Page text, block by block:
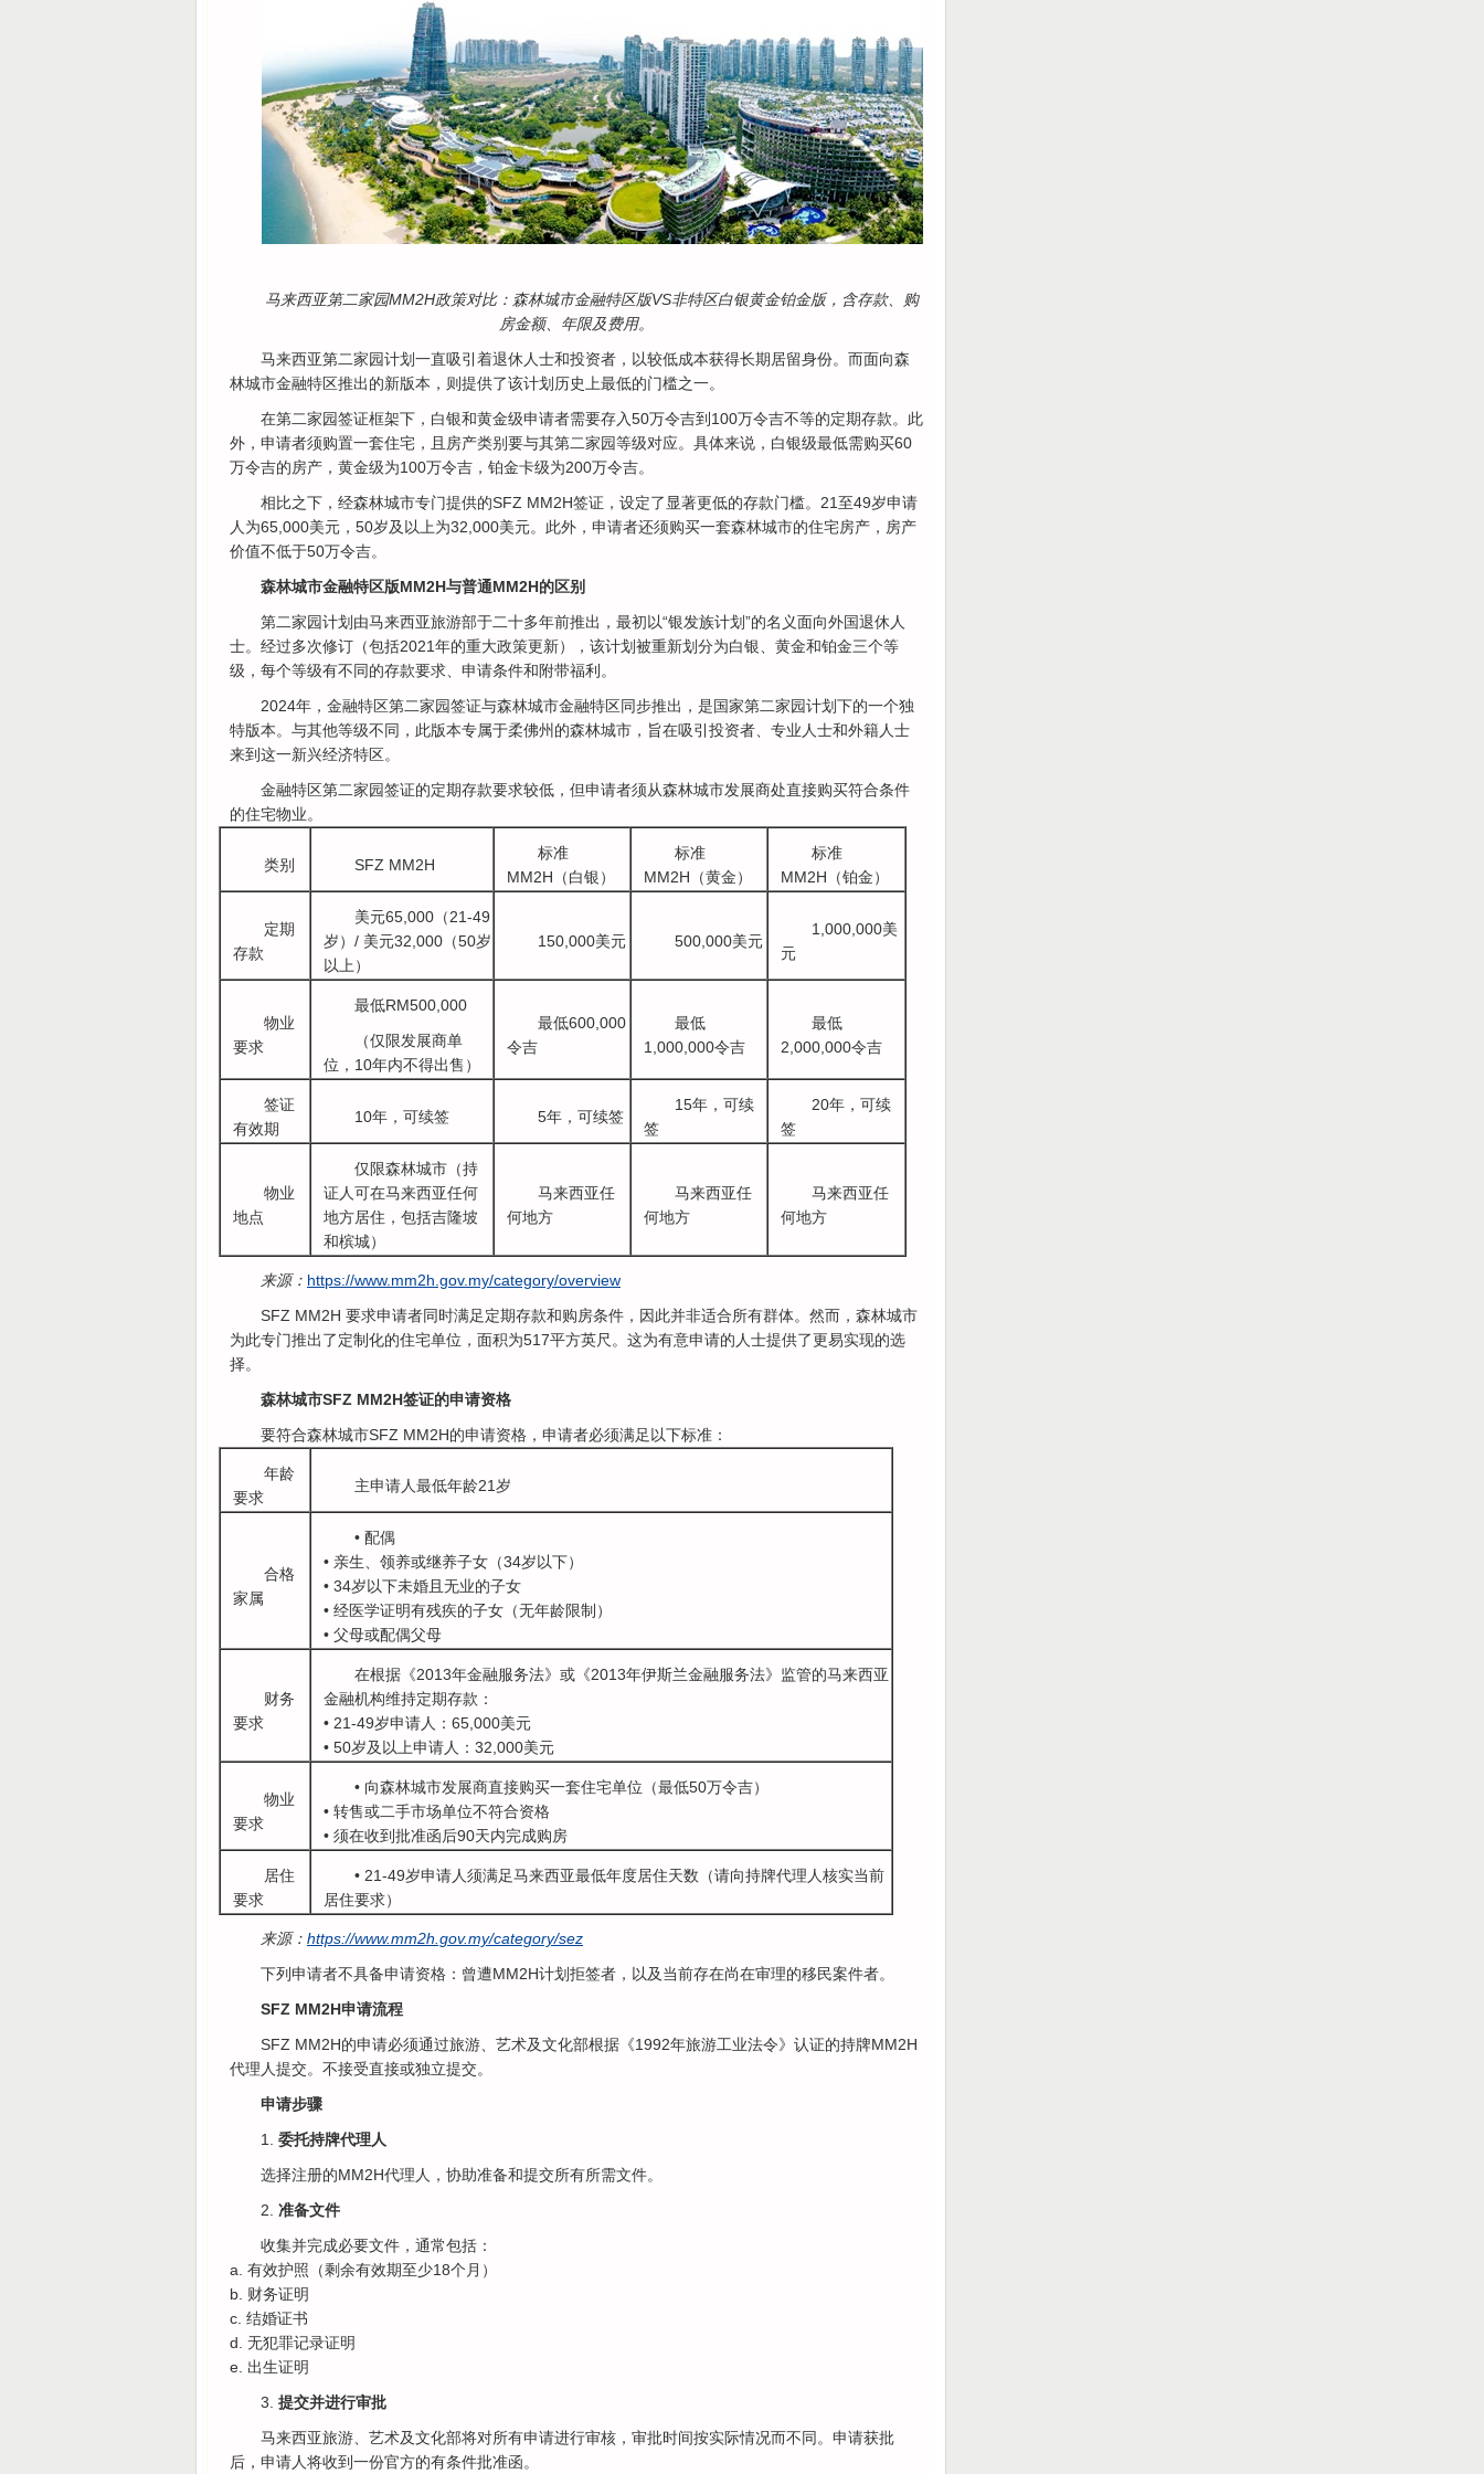
马来西亚第二家园MM2H政策对比：森林城市金融特区版VS非特区白银黄金铂金版，含存款、购
房金额、年限及费用。
马来西亚第二家园计划一直吸引着退休人士和投资者，以较低成本获得长期居留身份。而面向森
林城市金融特区推出的新版本，则提供了该计划历史上最低的门槛之一。
在第二家园签证框架下，白银和黄金级申请者需要存入50万令吉到100万令吉不等的定期存款。此
外，申请者须购置一套住宅，且房产类别要与其第二家园等级对应。具体来说，白银级最低需购买60
万令吉的房产，黄金级为100万令吉，铂金卡级为200万令吉。
相比之下，经森林城市专门提供的SFZ MM2H签证，设定了显著更低的存款门槛。21至49岁申请
人为65,000美元，50岁及以上为32,000美元。此外，申请者还须购买一套森林城市的住宅房产，房产
价值不低于50万令吉。
森林城市金融特区版MM2H与普通MM2H的区别
第二家园计划由马来西亚旅游部于二十多年前推出，最初以“银发族计划”的名义面向外国退休人
士。经过多次修订（包括2021年的重大政策更新），该计划被重新划分为白银、黄金和铂金三个等
级，每个等级有不同的存款要求、申请条件和附带福利。
2024年，金融特区第二家园签证与森林城市金融特区同步推出，是国家第二家园计划下的一个独
特版本。与其他等级不同，此版本专属于柔佛州的森林城市，旨在吸引投资者、专业人士和外籍人士
来到这一新兴经济特区。
金融特区第二家园签证的定期存款要求较低，但申请者须从森林城市发展商处直接购买符合条件
的住宅物业。
类别 SFZ MM2H
标准
MM2H（白银）
标准
MM2H（黄金）
标准
MM2H（铂金）
定期
存款
美元65,000（21-49
岁）/ 美元32,000（50岁
以上）
150,000美元 500,000美元
1,000,000美
元
物业
要求
最低RM500,000
（仅限发展商单
位，10年内不得出售）
最低600,000
令吉
最低
1,000,000令吉
最低
2,000,000令吉
签证
有效期
10年，可续签 5年，可续签
15年，可续
签
20年，可续
签
物业
地点
仅限森林城市（持
证人可在马来西亚任何
地方居住，包括吉隆坡
和槟城）
马来西亚任
何地方
马来西亚任
何地方
马来西亚任
何地方
来源： https://www.mm2h.gov.my/category/overview
SFZ MM2H 要求申请者同时满足定期存款和购房条件，因此并非适合所有群体。然而，森林城市
为此专门推出了定制化的住宅单位，面积为517平方英尺。这为有意申请的人士提供了更易实现的选
择。
森林城市SFZ MM2H签证的申请资格
要符合森林城市SFZ MM2H的申请资格，申请者必须满足以下标准：
年龄
要求
主申请人最低年龄21岁
合格
家属
• 配偶
• 亲生、领养或继养子女（34岁以下）
• 34岁以下未婚且无业的子女
• 经医学证明有残疾的子女（无年龄限制）
• 父母或配偶父母
财务
要求
在根据《2013年金融服务法》或《2013年伊斯兰金融服务法》监管的马来西亚
金融机构维持定期存款：
• 21-49岁申请人：65,000美元
• 50岁及以上申请人：32,000美元
物业
要求
• 向森林城市发展商直接购买一套住宅单位（最低50万令吉）
• 转售或二手市场单位不符合资格
• 须在收到批准函后90天内完成购房
居住
要求
• 21-49岁申请人须满足马来西亚最低年度居住天数（请向持牌代理人核实当前
居住要求）
来源： https://www.mm2h.gov.my/category/sez
下列申请者不具备申请资格：曾遭MM2H计划拒签者，以及当前存在尚在审理的移民案件者。
SFZ MM2H申请流程
SFZ MM2H的申请必须通过旅游、艺术及文化部根据《1992年旅游工业法令》认证的持牌MM2H
代理人提交。不接受直接或独立提交。
申请步骤
1. 委托持牌代理人
选择注册的MM2H代理人，协助准备和提交所有所需文件。
2. 准备文件
收集并完成必要文件，通常包括：
a. 有效护照（剩余有效期至少18个月）
b. 财务证明
c. 结婚证书
d. 无犯罪记录证明
e. 出生证明
3. 提交并进行审批
马来西亚旅游、艺术及文化部将对所有申请进行审核，审批时间按实际情况而不同。申请获批
后，申请人将收到一份官方的有条件批准函。